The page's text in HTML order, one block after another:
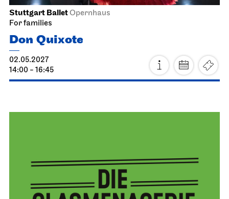
Schauspiel Stuttgart
Lobby Kammertheater